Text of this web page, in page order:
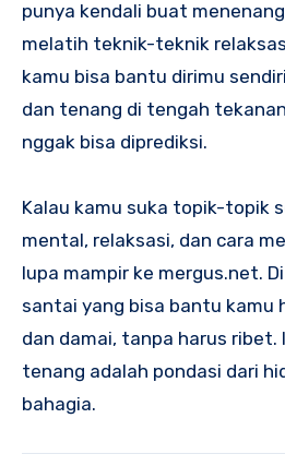
punya kendali buat
melatih teknik-teknik
kamu bisa bantu dirimu
dan tenang di tengah
nggak bisa diprediksi.
Kalau kamu suka topik-topik
mental, relaksasi, dan cara
lupa mampir ke mergus.net.
santai yang bisa bantu kamu
dan damai, tanpa harus ribet.
tenang adalah pondasi dari
bahagia.